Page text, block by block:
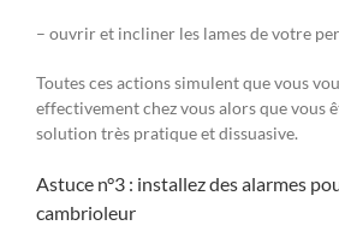
– ouvrir et incliner les lames de votre
Toutes ces actions simulent que vous
effectivement chez vous alors que vous
solution très pratique et dissuasive.
Astuce n°3 : installez des alarmes
cambrioleur